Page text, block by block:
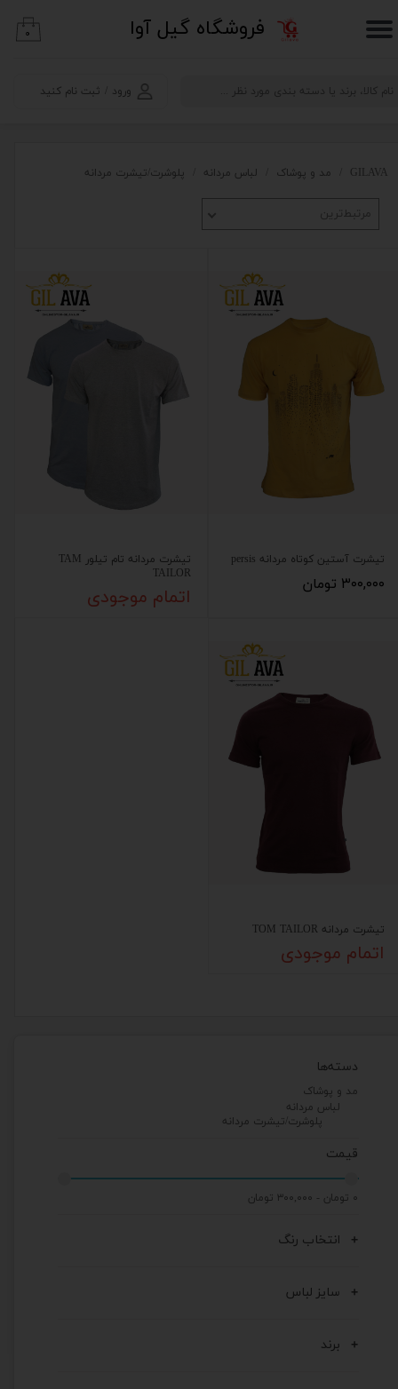
​فروشگاه گیل آوا
ورود ثبت نام کنید
حساب کاربری من
۰
دسته‌ها
مد و پوشاک
لباس مردانه
پلوشرت/تیشرت مردانه
قیمت
۰ تومان - ۳۰۰,۰۰۰ تومان
انتخاب رنگ
سایز لباس
برند
GILAVA مد و پوشاک لباس مردانه پلوشرت/تیشرت مردانه
مرتبط‌ترین
تیشرت آستین کوتاه مردانه persis
۳۰۰,۰۰۰ تومان
تیشرت مردانه تام تیلور TAM
TAILOR
اتمام موجودی
تیشرت مردانه TOM TAILOR
اتمام موجودی